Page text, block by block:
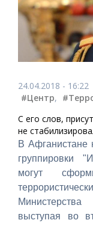
24.04.2018 - 16:22
#Центр,
С его слов,
не
В Афганистане
группировки
могут
выступая во